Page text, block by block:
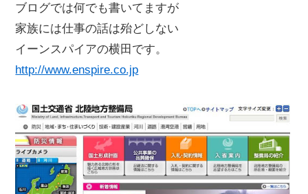
ブログでは何でも書いてますが
家族には仕事の話は殆どしない
イーンスパイアの横田です。
http://www.enspire.co.jp